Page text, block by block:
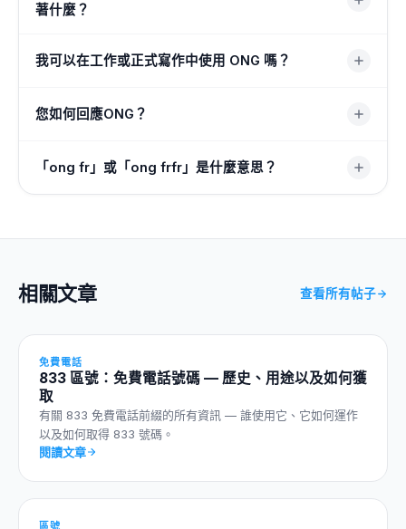
事是真實的。 ONG（「論上帝」）更強烈——它增加了咒
程度地強調。
著什麼？
這在每個平台上都意味著同樣的事情：「在上帝身上」。在
正炒作的。
我可以在工作或正式寫作中使用 ONG 嗎？
最好避免在專業電子郵件、報告或任何正式寫作中使用
您如何回應ONG？
無需回覆。您可以簡單地繼續對話，或者同意諸如“frfr”、
「ong fr」或「ong frfr」是什麼意思？
結合在一起，而「ong frfr」則更加加倍。兩者都堆砌了兩
相關文章 查看所有帖子
免費電話
833 區號：免費電話號碼 — 歷史、用途以及如何獲
取
有關 833 免費電話前綴的所有資訊 — 誰使用它、它如何運作
以及如何取得 833 號碼。
閱讀文章
區號